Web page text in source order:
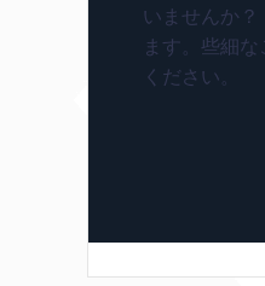
いませんか？
ます。些細
ください。